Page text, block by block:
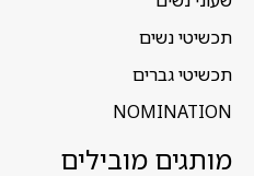
תכשיטי נשים
תכשיטי גברים
NOMINATION
מותגים מובילים